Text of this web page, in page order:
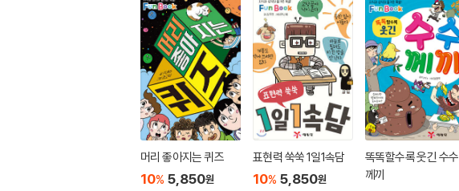
머리 좋아지는 퀴즈
10% 5,850원
표현력 쑥쑥 1일1속담
10% 5,850원
똑똑할수록 웃긴 수수
께끼